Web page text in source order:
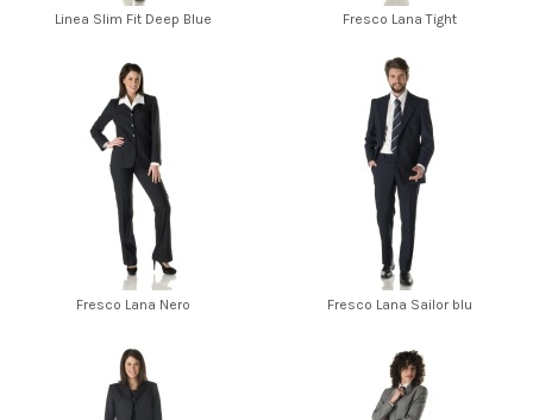
Linea Slim Fit Deep Blue Fresco Lana Tight
Fresco Lana Nero Fresco Lana Sailor blu